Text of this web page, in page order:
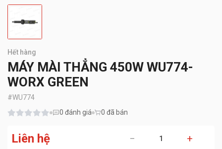
Hết hàng
MÁY MÀI THẲNG 450W WU774-
WORX GREEN
#WU774
0 đánh giá 0 đã bán
Liên hệ − +